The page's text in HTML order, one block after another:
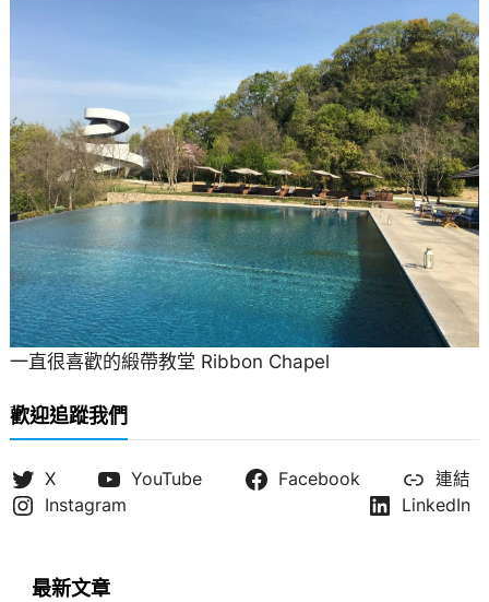
一直很喜歡的緞帶教堂 Ribbon Chapel
歡迎追蹤我們
X YouTube Facebook
連結
Instagram
LinkedIn
最新文章